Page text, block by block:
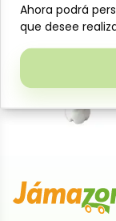
Productos
Ahora podrá
que desee
Ahora podrá
que desee